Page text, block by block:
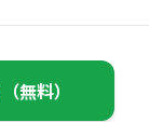
無料）